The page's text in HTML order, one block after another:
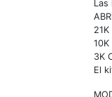
Las
3K
El